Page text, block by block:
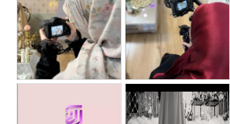
آتلیه